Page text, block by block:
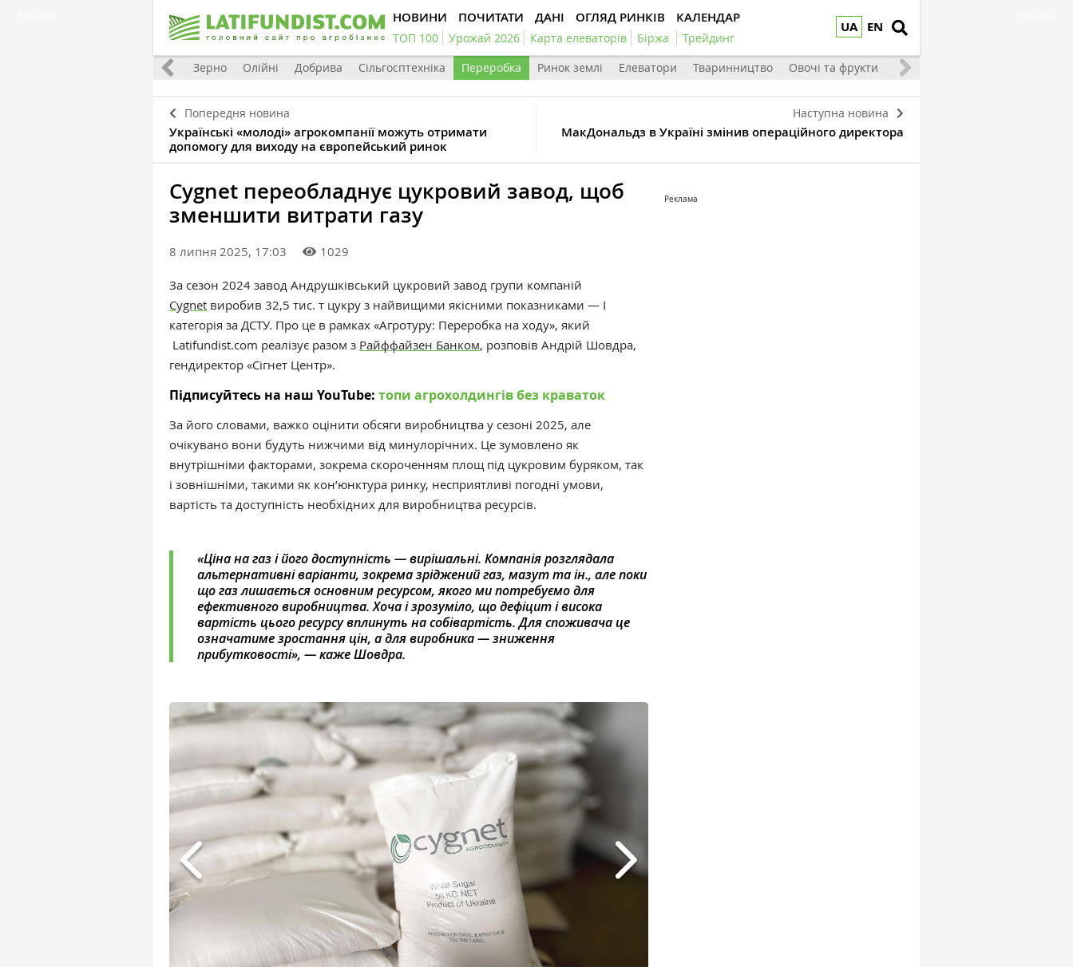
UA EN
НОВИНИ ПОЧИТАТИ ДАНІ ОГЛЯД РИНКІВ КАЛЕНДАР
ТОП 100 Урожай 2026 Карта елеваторів Біржа Трейдинг
Світ Зерно Олійні Добрива Сільгосптехніка Переробка Ринок землі Елеватори Тваринництво Овочі та фрукти
Попередня новина
Українські «молоді» агрокомпанії можуть отримати
допомогу для виходу на європейський ринок
Наступна новина
МакДональдз в Україні змінив операційного директора
Cygnet переобладнує цукровий завод, щоб
зменшити витрати газу
8 липня 2025, 17:03 1029
За сезон 2024 завод Андрушківський цукровий завод групи компаній
Cygnet виробив 32,5 тис. т цукру з найвищими якісними показниками — І
категорія за ДСТУ. Про це в рамках «Агротуру: Переробка на ходу», який
Latifundist.com реалізує разом з Райффайзен Банком, розповів Андрій Шовдра,
гендиректор «Сігнет Центр».
Підписуйтесь на наш YouTube: топи агрохолдингів без краваток
За його словами, важко оцінити обсяги виробництва у сезоні 2025, але
очікувано вони будуть нижчими від минулорічних. Це зумовлено як
внутрішніми факторами, зокрема скороченням площ під цукровим буряком, так
і зовнішніми, такими як кон’юнктура ринку, несприятливі погодні умови,
вартість та доступність необхідних для виробництва ресурсів.
«Ціна на газ і його доступність — вирішальні. Компанія розглядала
альтернативні варіанти, зокрема зріджений газ, мазут та ін., але поки
що газ лишається основним ресурсом, якого ми потребуємо для
ефективного виробництва. Хоча і зрозуміло, що дефіцит і висока
вартість цього ресурсу вплинуть на собівартість. Для споживача це
означатиме зростання цін, а для виробника — зниження
прибутковості», — каже Шовдра.
Реклама